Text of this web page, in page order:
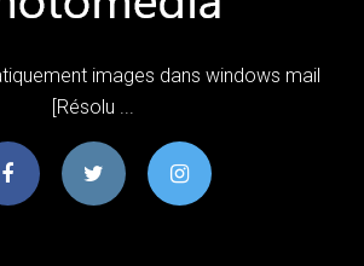
images dans windows mail
[Résolu ...